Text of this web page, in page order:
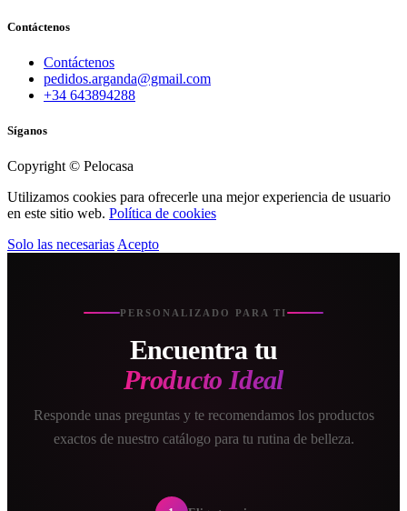
Contáctenos
Contáctenos
pedidos.arganda@gmail.com
+34 643894288
Síganos
Copyright © Pelocasa
Utilizamos cookies para ofrecerle una mejor experiencia de usuario
en este sitio web. Política de cookies
Solo las necesarias Acepto
PERSONALIZADO PARA TI
Encuentra tu
Producto Ideal
Responde unas preguntas y te recomendamos los productos
exactos de nuestro catálogo para tu rutina de belleza.